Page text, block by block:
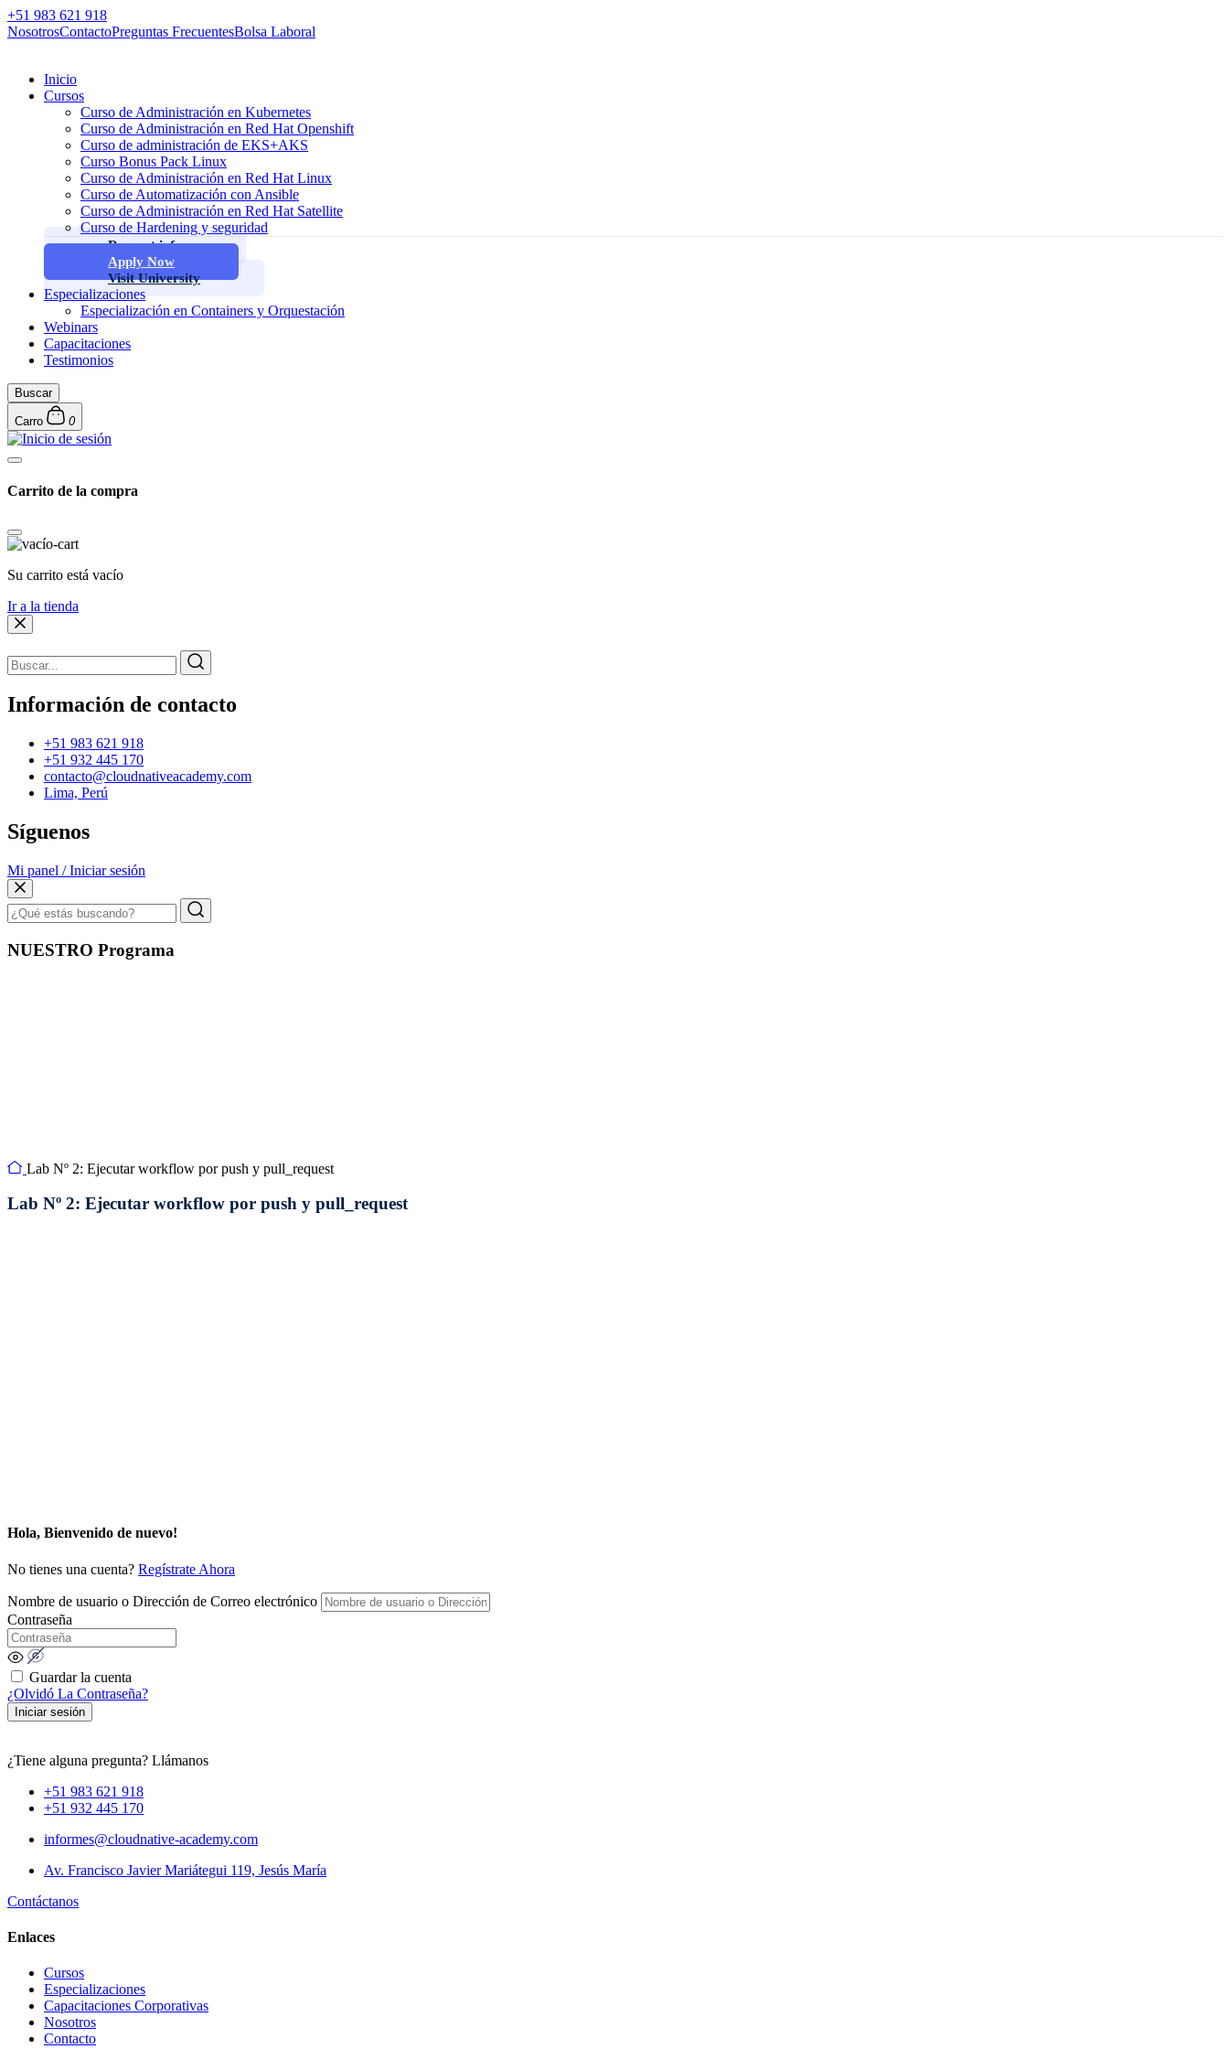
+51 983 621 918
NosotrosContactoPreguntas FrecuentesBolsa Laboral
Inicio
Cursos
Curso de Administración en Kubernetes
Curso de Administración en Red Hat Openshift
Curso de administración de EKS+AKS
Curso Bonus Pack Linux
Curso de Administración en Red Hat Linux
Curso de Automatización con Ansible
Curso de Administración en Red Hat Satellite
Curso de Hardening y seguridad
Request info
Apply Now
Visit University
Especializaciones
Especialización en Containers y Orquestación
Webinars
Capacitaciones
Testimonios
Buscar
Carro 0
Carrito de la compra
Su carrito está vacío
Ir a la tienda
Información de contacto
+51 983 621 918
+51 932 445 170
contacto@cloudnativeacademy.com
Lima, Perú
Síguenos
Mi panel / Iniciar sesión
NUESTRO Programa
Lab Nº 2: Ejecutar workflow por push y pull_request
Lab Nº 2: Ejecutar workflow por push y pull_request
Hola, Bienvenido de nuevo!
No tienes una cuenta? Regístrate Ahora
Nombre de usuario o Dirección de Correo electrónico
Contraseña
Guardar la cuenta
¿Olvidó La Contraseña?
Iniciar sesión
¿Tiene alguna pregunta? Llámanos
+51 983 621 918
+51 932 445 170
informes@cloudnative-academy.com
Av. Francisco Javier Mariátegui 119, Jesús María
Contáctanos
Enlaces
Cursos
Especializaciones
Capacitaciones Corporativas
Nosotros
Contacto